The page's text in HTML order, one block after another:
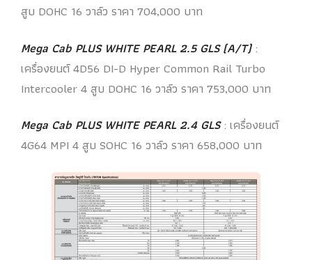
สูบ DOHC 16 วาล์ว ราคา 704,000 บาท
Mega Cab PLUS WHITE PEARL 2.5 GLS (A/T):
เครื่องยนต์ 4D56 DI-D Hyper Common Rail Turbo
Intercooler 4 สูบ DOHC 16 วาล์ว ราคา 753,000 บาท
Mega Cab PLUS WHITE PEARL 2.4 GLS: เครื่องยนต์
4G64 MPI 4 สูบ SOHC 16 วาล์ว ราคา 658,000 บาท